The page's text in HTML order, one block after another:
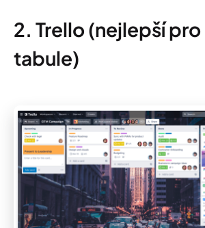
2. Trello (nejlepší
tabule)